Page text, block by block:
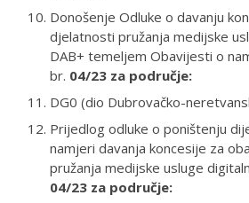
Donošenje Odluke o davanju
djelatnosti pružanja medijske
DAB+ temeljem Obavijesti o
br. 04/23 za područje:
DG0 (dio Dubrovačko-
Prijedlog odluke o poništenju
namjeri davanja koncesije za
pružanja medijske usluge
04/23 za područje: